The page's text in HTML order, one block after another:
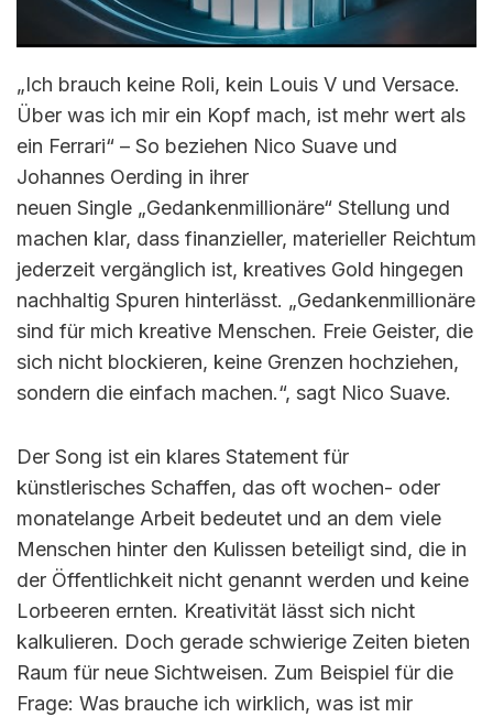
„Ich brauch keine Roli, kein Louis V und Versace.
Über was ich mir ein Kopf mach, ist mehr wert als
ein Ferrari“ – So beziehen Nico Suave und
Johannes Oerding in ihrer
neuen Single „Gedankenmillionäre“ Stellung und
machen klar, dass finanzieller, materieller Reichtum
jederzeit vergänglich ist, kreatives Gold hingegen
nachhaltig Spuren hinterlässt. „Gedankenmillionäre
sind für mich kreative Menschen. Freie Geister, die
sich nicht blockieren, keine Grenzen hochziehen,
sondern die einfach machen.“, sagt Nico Suave.
Der Song ist ein klares Statement für
künstlerisches Schaffen, das oft wochen- oder
monatelange Arbeit bedeutet und an dem viele
Menschen hinter den Kulissen beteiligt sind, die in
der Öffentlichkeit nicht genannt werden und keine
Lorbeeren ernten. Kreativität lässt sich nicht
kalkulieren. Doch gerade schwierige Zeiten bieten
Raum für neue Sichtweisen. Zum Beispiel für die
Frage: Was brauche ich wirklich, was ist mir